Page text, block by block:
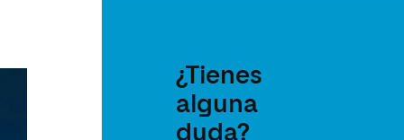
¿Tienes
alguna
duda?